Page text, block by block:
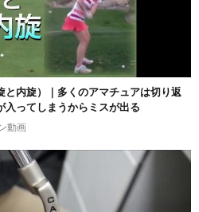
と内旋）｜多くのアマチュアは切り返
入ってしまうからミスが出る
動画